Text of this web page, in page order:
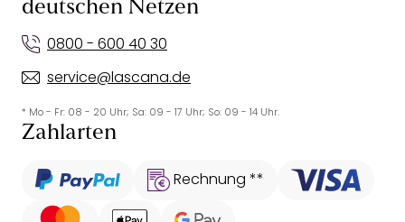
deutschen Netzen
0800 - 600 40 30
service@lascana.de
* Mo - Fr: 08 - 20 Uhr; Sa: 09 - 17 Uhr; So: 09 - 14 Uhr.
Zahlarten
Rechnung **